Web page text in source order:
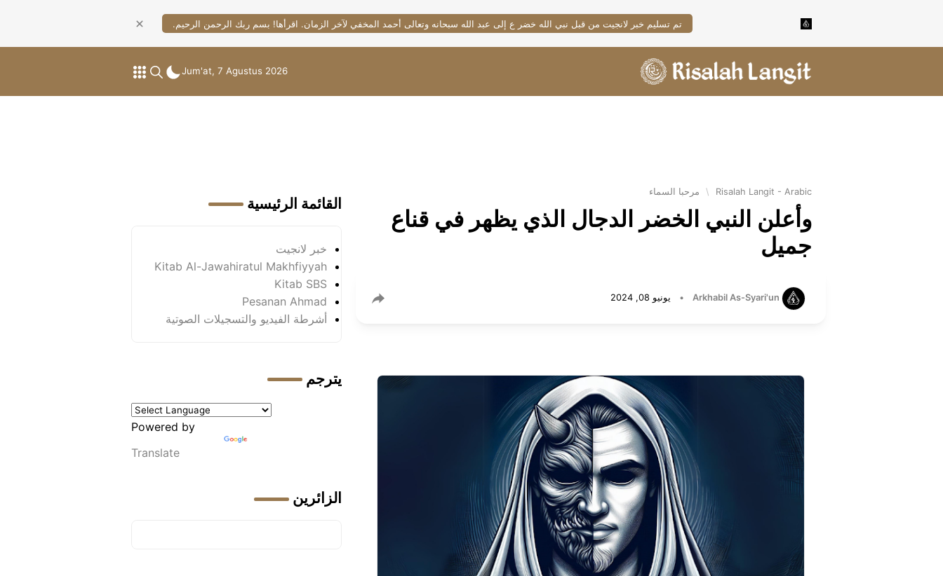
تم تسليم خبر لانجيت من قبل نبي الله خضر ع إلى عبد الله سبحانه وتعالى أحمد المخفي لآخر الزمان. اقرأها! بسم ربك الرحمن الرحيم.
Jum'at, 7 Agustus 2026
Risalah Langit - Arabic
\ مرحبا السماء
وأعلن النبي الخضر الدجال الذي يظهر في قناع
جميل
Arkhabil As-Syari'un
• يونيو 08, 2024
القائمة الرئيسية
خبر لانجيت
Kitab Al-Jawahiratul Makhfiyyah
Kitab SBS
Pesanan Ahmad
أشرطة الفيديو والتسجيلات الصوتية
يترجم
Powered by
Translate
الزائرين